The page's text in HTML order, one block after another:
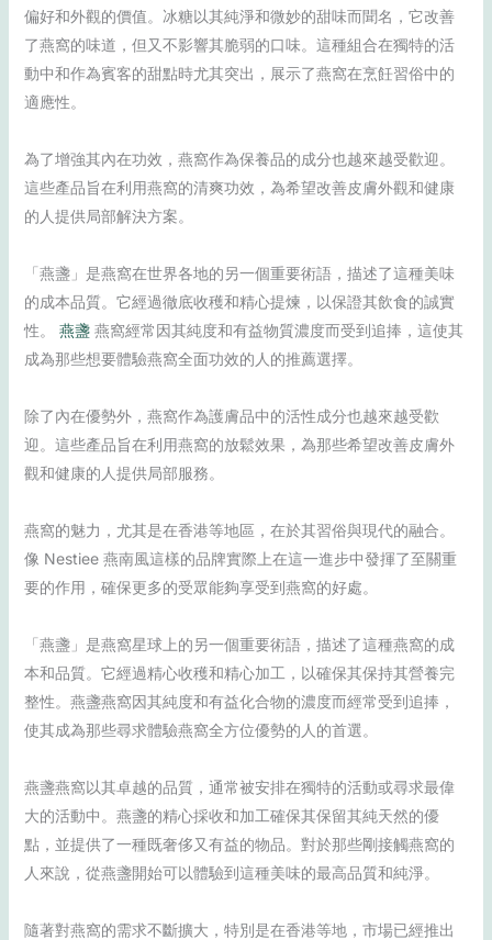
偏好和外觀的價值。冰糖以其純淨和微妙的甜味而聞名，它改善
了燕窩的味道，但又不影響其脆弱的口味。這種組合在獨特的活
動中和作為賓客的甜點時尤其突出，展示了燕窩在烹飪習俗中的
適應性。
為了增強其內在功效，燕窩作為保養品的成分也越來越受歡迎。
這些產品旨在利用燕窩的清爽功效，為希望改善皮膚外觀和健康
的人提供局部解決方案。
「燕盞」是燕窩在世界各地的另一個重要術語，描述了這種美味
的成本品質。它經過徹底收穫和精心提煉，以保證其飲食的誠實
性。 燕盞燕窩經常因其純度和有益物質濃度而受到追捧，這使其
成為那些想要體驗燕窩全面功效的人的推薦選擇。
除了內在優勢外，燕窩作為護膚品中的活性成分也越來越受歡
迎。這些產品旨在利用燕窩的放鬆效果，為那些希望改善皮膚外
觀和健康的人提供局部服務。
燕窩的魅力，尤其是在香港等地區，在於其習俗與現代的融合。
像 Nestiee 燕南風這樣的品牌實際上在這一進步中發揮了至關重
要的作用，確保更多的受眾能夠享受到燕窩的好處。
「燕盞」是燕窩星球上的另一個重要術語，描述了這種燕窩的成
本和品質。它經過精心收穫和精心加工，以確保其保持其營養完
整性。燕盞燕窩因其純度和有益化合物的濃度而經常受到追捧，
使其成為那些尋求體驗燕窩全方位優勢的人的首選。
燕盞燕窩以其卓越的品質，通常被安排在獨特的活動或尋求最偉
大的活動中。燕盞的精心採收和加工確保其保留其純天然的優
點，並提供了一種既奢侈又有益的物品。對於那些剛接觸燕窩的
人來說，從燕盞開始可以體驗到這種美味的最高品質和純淨。
隨著對燕窩的需求不斷擴大，特別是在香港等地，市場已經推出